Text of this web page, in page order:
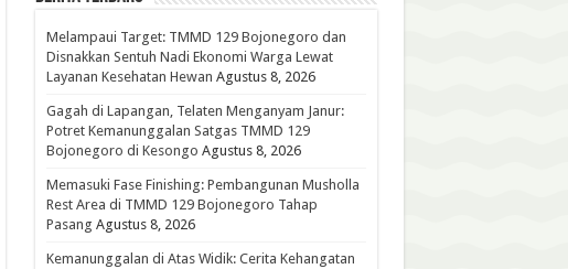
Melampaui Target: TMMD 129 Bojonegoro dan
Disnakkan Sentuh Nadi Ekonomi Warga Lewat
Layanan Kesehatan Hewan Agustus 8, 2026
Gagah di Lapangan, Telaten Menganyam Janur:
Potret Kemanunggalan Satgas TMMD 129
Bojonegoro di Kesongo Agustus 8, 2026
Memasuki Fase Finishing: Pembangunan Musholla
Rest Area di TMMD 129 Bojonegoro Tahap
Pasang Agustus 8, 2026
Kemanunggalan di Atas Widik: Cerita Kehangatan